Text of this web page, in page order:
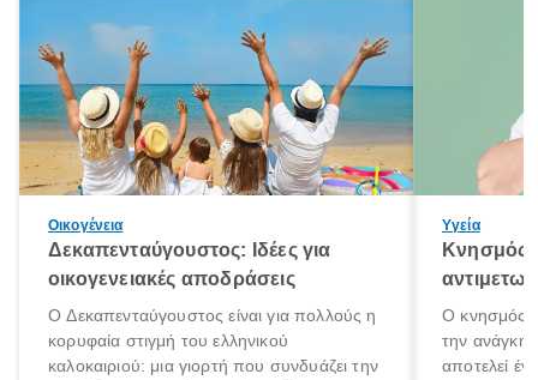
Οικογένεια
Δεκαπενταύγουστος: Ιδέες για
οικογενειακές αποδράσεις
Ο Δεκαπενταύγουστος είναι για πολλούς η
κορυφαία στιγμή του ελληνικού
καλοκαιριού: μια γιορτή που συνδυάζει την
Υγεία
Κνησμός:
Ο κνησμός
την ανάγκη
αποτελεί